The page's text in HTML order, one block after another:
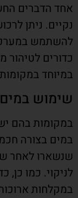
אחד הדברים
נקיים. ניתן
להשתמש
כדורים לטיהור
במיוחד
שימוש
במקומות בהם
במים בצורה
שנשארו לאחר
לניקוי. כמו כן,
במקלחות